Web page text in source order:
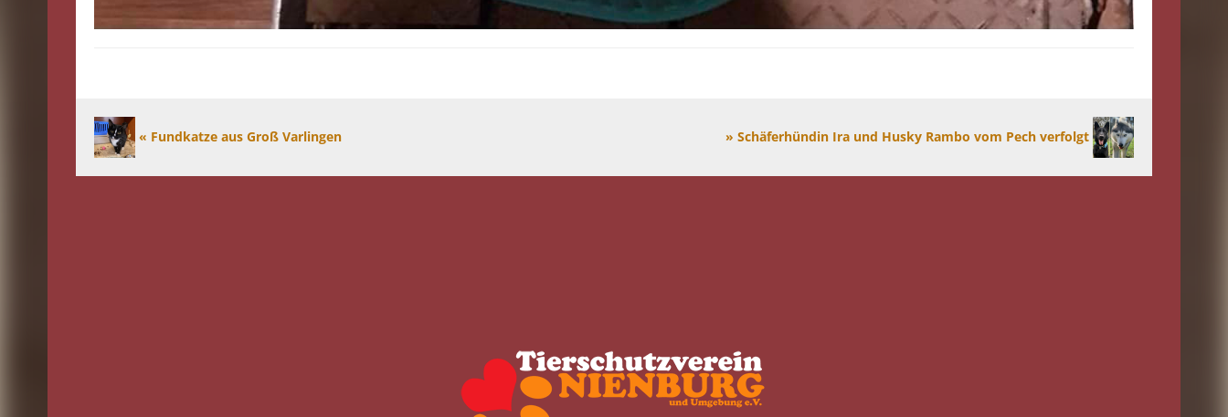
« Fundkatze aus Groß Varlingen » Schäferhündin Ira und Husky Rambo vom Pech verfolgt